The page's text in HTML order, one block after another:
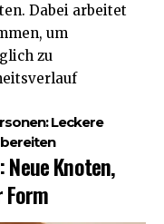
Dabei arbeitet
um
zu
Leckere
Knoten,
Form